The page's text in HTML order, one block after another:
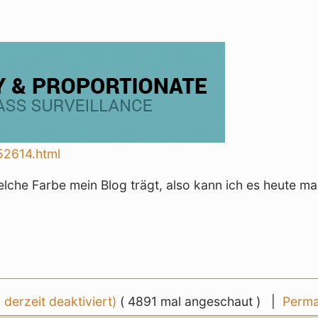
Farbe mein Blog trägt, also kann ich es heute
derzeit deaktiviert) ( 4891 mal angeschaut ) |